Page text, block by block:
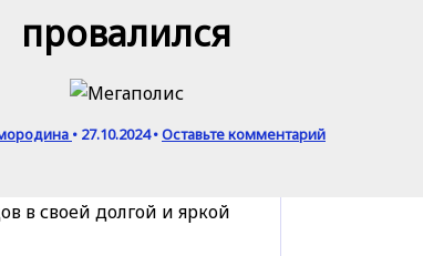
провалился
• 27.10.2024•Оставьте комментарий
в своей долгой и яркой